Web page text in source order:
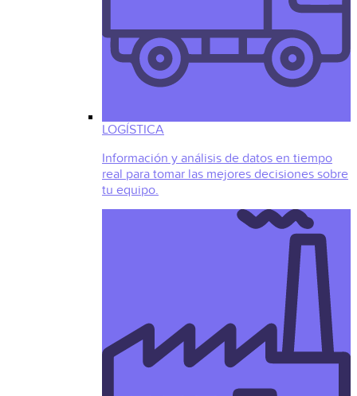
LOGÍSTICA
Información y análisis de datos en tiempo
real para tomar las mejores decisiones sobre
tu equipo.